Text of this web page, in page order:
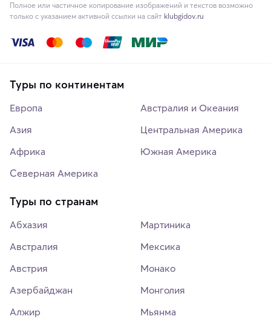
Полное или частичное копирование изображений и текстов возможно
только с указанием активной ссылки на сайт klubgidov.ru
Туры по континентам
Европа
Азия
Африка
Северная Америка
Австралия и Океания
Центральная Америка
Южная Америка
Туры по странам
Абхазия
Австралия
Австрия
Азербайджан
Алжир
Мартиника
Мексика
Монако
Монголия
Мьянма